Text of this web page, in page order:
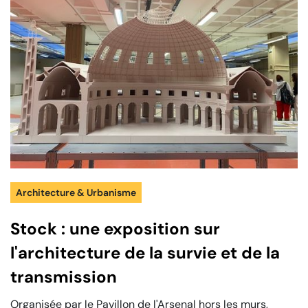
Architecture & Urbanisme
Stock : une exposition sur
l'architecture de la survie et de la
transmission
Organisée par le Pavillon de l'Arsenal hors les murs,